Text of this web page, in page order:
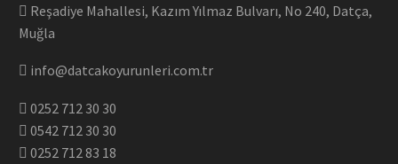
Reşadiye Mahallesi, Kazım Yılmaz Bulvarı, No 240, Datça,
Muğla
info@datcakoyurunleri.com.tr
0252 712 30 30
0542 712 30 30
0252 712 83 18